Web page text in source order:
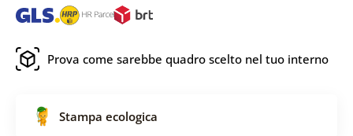
Prova come sarebbe quadro scelto nel tuo interno
Stampa ecologica